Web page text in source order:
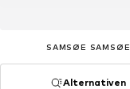
SAMSØE SAMSØE
Alternativen